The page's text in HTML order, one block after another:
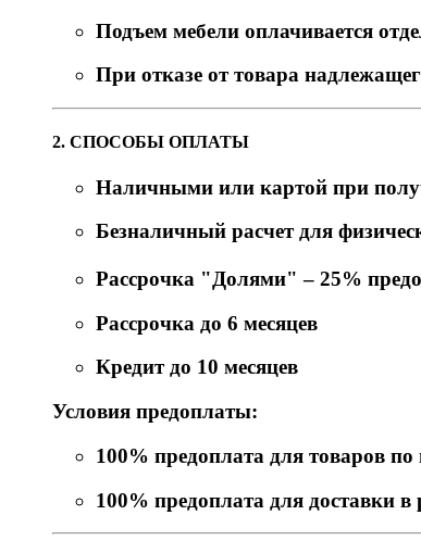
Подъем мебели оплачивается
При отказе от товара
2. СПОСОБЫ ОПЛАТЫ
Наличными или картой при
Безналичный расчет для
Рассрочка "Долями" – 25%
Рассрочка до 6 месяцев
Кредит до 10 месяцев
Условия предоплаты:
100% предоплата для товаров
100% предоплата для доставки